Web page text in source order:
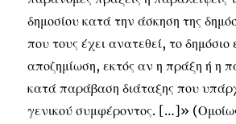
δημοσίου κατά την άσκηση της
που τους έχει ανατεθεί, το δημόσιο
αποζημίωση, εκτός αν η πράξη ή η
κατά παράβαση διάταξης που
γενικού συμφέροντος. […]»